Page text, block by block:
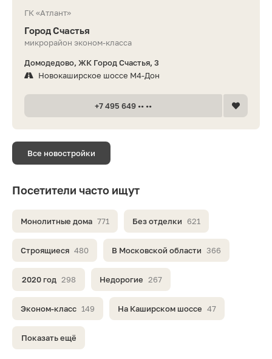
ГК «Атлант»
Город Счастья
микрорайон эконом-класса
Домодедово, ЖК Город Счастья, 3
Новокаширское шоссе М4-Дон
+7 495 649 •• ••
Все новостройки
Посетители часто ищут
Монолитные дома 771 Без отделки 621
Строящиеся 480 В Московской области 366
2020 год 298 Недорогие 267
Эконом-класс 149 На Каширском шоссе 47
Показать ещё